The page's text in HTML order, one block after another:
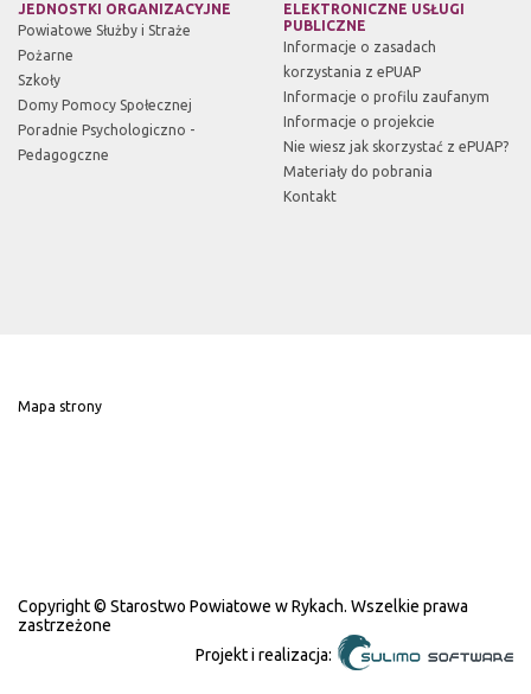
JEDNOSTKI ORGANIZACYJNE
Powiatowe Służby i Straże
Pożarne
Szkoły
Domy Pomocy Społecznej
Poradnie Psychologiczno -
Pedagogczne
ELEKTRONICZNE USŁUGI
PUBLICZNE
Informacje o zasadach
korzystania z ePUAP
Informacje o profilu zaufanym
Informacje o projekcie
Nie wiesz jak skorzystać z ePUAP?
Materiały do pobrania
Kontakt
Mapa strony
Copyright © Starostwo Powiatowe w Rykach. Wszelkie prawa
zastrzeżone
Projekt i realizacja: